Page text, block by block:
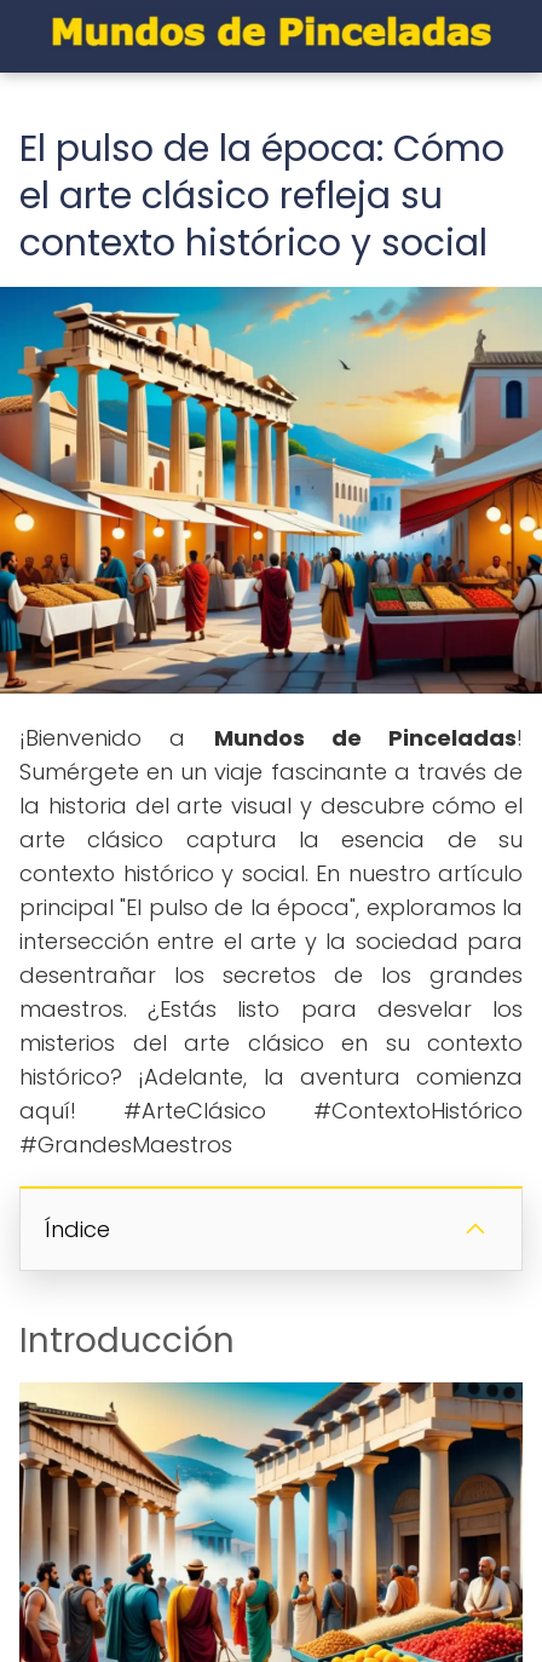
El pulso de la época: Cómo
el arte clásico refleja su
contexto histórico y social
¡Bienvenido a Mundos de Pinceladas!
Sumérgete en un viaje fascinante a través de
la historia del arte visual y descubre cómo el
arte clásico captura la esencia de su
contexto histórico y social. En nuestro artículo
principal "El pulso de la época", exploramos la
intersección entre el arte y la sociedad para
desentrañar los secretos de los grandes
maestros. ¿Estás listo para desvelar los
misterios del arte clásico en su contexto
histórico? ¡Adelante, la aventura comienza
aquí! #ArteClásico #ContextoHistórico
#GrandesMaestros
Índice
Introducción